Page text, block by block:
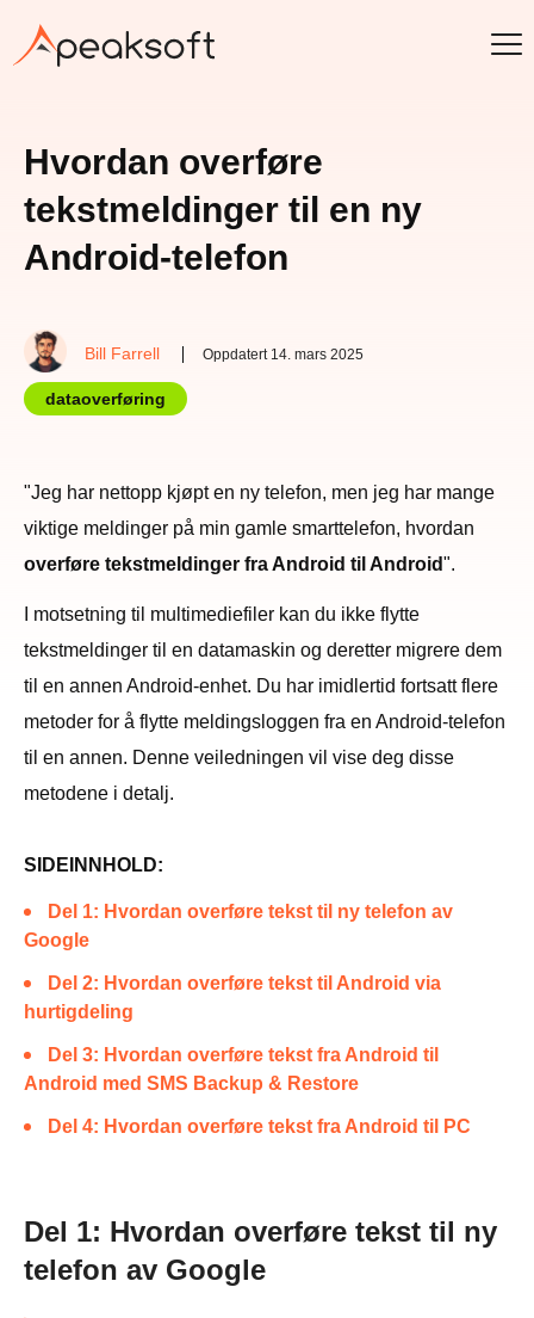
Hvordan overføre
tekstmeldinger til en ny
Android-telefon
Bill Farrell Oppdatert 14. mars 2025
dataoverføring
"Jeg har nettopp kjøpt en ny telefon, men jeg har mange
viktige meldinger på min gamle smarttelefon, hvordan
overføre tekstmeldinger fra Android til Android".
I motsetning til multimediefiler kan du ikke flytte
tekstmeldinger til en datamaskin og deretter migrere dem
til en annen Android-enhet. Du har imidlertid fortsatt flere
metoder for å flytte meldingsloggen fra en Android-telefon
til en annen. Denne veiledningen vil vise deg disse
metodene i detalj.
SIDEINNHOLD:
Del 1: Hvordan overføre tekst til ny telefon av
Google
Del 2: Hvordan overføre tekst til Android via
hurtigdeling
Del 3: Hvordan overføre tekst fra Android til
Android med SMS Backup & Restore
Del 4: Hvordan overføre tekst fra Android til PC
Del 1: Hvordan overføre tekst til ny
telefon av Google